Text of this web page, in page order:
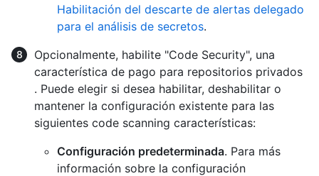
Habilitación del descarte de alertas delegado
para el análisis de secretos.
Opcionalmente, habilite "Code Security", una
característica de pago para repositorios privados
. Puede elegir si desea habilitar, deshabilitar o
mantener la configuración existente para las
siguientes code scanning características:
Configuración predeterminada. Para más
información sobre la configuración